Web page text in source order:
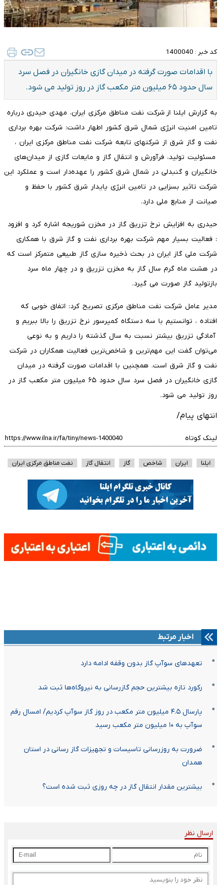
کد خبر : 1400040
با اقدامات صورت گرفته در میدان گازی خانگیران در فصل سرد
سال حدود ۶۵ میلیون متر مکعب گاز در روز تولید می شود.
به گزارش ایلنا از شرکت نفت مناطق مرکزی ایران، مهدی حیدری درباره
تامین امنیت انرژی شمال شرق کشور اطهار داشت: شرکت بهره برداری
نفت و گاز شرق از شرکتهای تابعه شرکت نفت مناطق مرکزی ایران ،
مسئولیت تولید، فرآورش و انتقال گاز و مایعات گازی از میدان‌های
خانگیران و گنبدلی در شمال شرق کشور را عهده‌دار است و عملکرد این
شرکت تاثیر بسزایی در تامین انرژی پایدار شرق کشور با حفظ و
صیانت از منابع ملی دارد.
حیدری به افزایش نرخ تزریق گاز در مخزن شوریجه اشاره کرد و افزود
: فعالیت بسیار مهم شرکت بهره برداری نفت و گاز شرق با همکاری
شرکت ملی گاز ایران در بحث ذخیره سازی گاز طبیعی متمرکز است که
در هشت ماه گرم سال گاز به مخزن تزریق و در چهار ماه سرد
بازتولید گاز صورت می گیرد.
مدیر عامل شرکت نفت مناطق مرکزی تصریح کرد: اتفاق خوبی که
افتاده ، توانستیم با سه دستگاه کمپرسور نرخ تزریق را بالا ببریم و
آمادگی تزریق بیشتر نسبت به سال گذشته را داریم و به نوعی
می‌توان گفت این مهم‌ترین و شاخص‌ترین فعالیت همکاران در شرکت
نفت و گاز شرق است. همچنین با اقدامات صورت گرفته در میدان
گازی خانگیران در فصل سرد سال حدود ۶۵ میلیون متر مکعب گاز در
روز تولید می شود.
انتهای پیام/
لینک کوتاه
ایلنا ایران شاخص گاز انتقال گاز نفت مناطق مرکزی ایران
اخبار مرتبط
تعهدهای سوآپ گاز بدون وقفه ادامه دارد
رکورد تازه بیشترین حجم گازرسانی به نیروگاه‌ها ثبت شد
پارسال ۴.۵ میلیون متر مکعب در روز گاز سوآپ کردیم/ امسال رقم
سوآپ به ۱۰ میلیون متر مکعب رسید
ضرورت به روزرسانی تاسیسات و تجهیزات گاز رسانی در استان
همدان
بیشترین مقدار انتقال گاز در چه روزی ثبت شده است؟
ارسال نظر